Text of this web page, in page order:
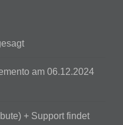
am 06.12.2024
+ Support findet